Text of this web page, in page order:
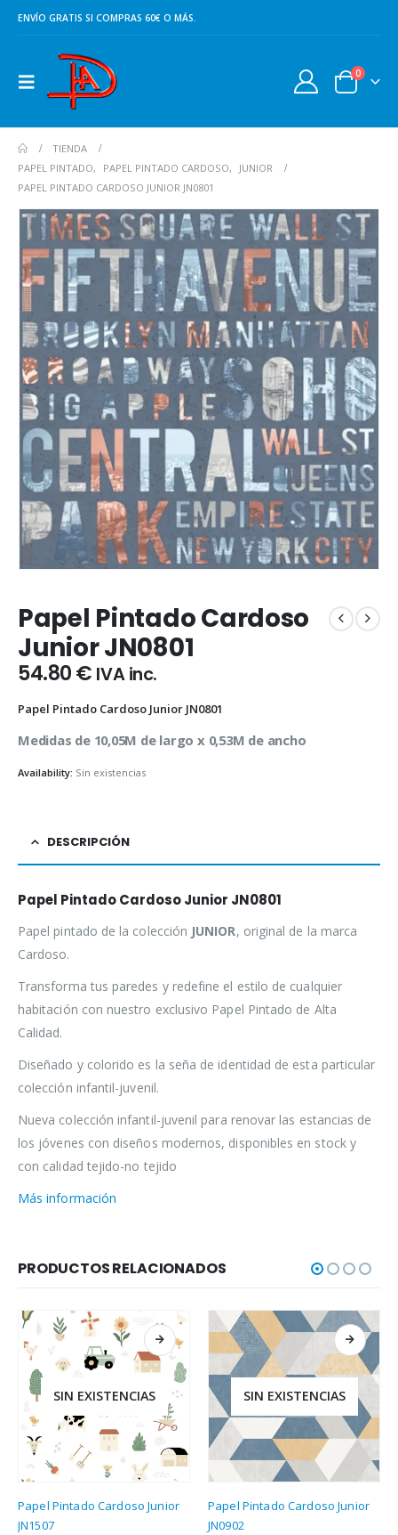
ENVÍO GRATIS SI COMPRAS 60€ O MÁS.
0
TIENDA
PAPEL PINTADO, PAPEL PINTADO CARDOSO,
JUNIOR
PAPEL PINTADO CARDOSO JUNIOR JN0801
Papel Pintado Cardoso
Junior JN0801
54.80€ IVA inc.
Papel Pintado Cardoso Junior JN0801
Medidas de 10,05M de largo x 0,53M de ancho
Availability: Sin existencias
DESCRIPCIÓN
Papel Pintado Cardoso Junior JN0801
Papel pintado de la colección JUNIOR, original de la marca
Cardoso.
Transforma tus paredes y redefine el estilo de cualquier
habitación con nuestro exclusivo Papel Pintado de Alta
Calidad.
Diseñado y colorido es la seña de identidad de esta particular
colección infantil-juvenil.
Nueva colección infantil-juvenil para renovar las estancias de
los jóvenes con diseños modernos, disponibles en stock y
con calidad tejido-no tejido
Más información
PRODUCTOS RELACIONADOS
SIN EXISTENCIAS
Papel Pintado Cardoso Junior
JN0902
SIN EXISTENCIAS
Papel Pintado Cardoso Junior
JN0809